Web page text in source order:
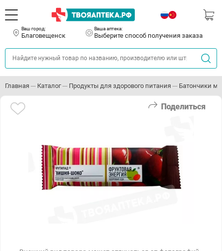
Ваш город:
Благовещенск
Ваша аптека:
Выберите способ получения заказа
Главная Каталог Продукты для здорового питания Батончики
Поделиться